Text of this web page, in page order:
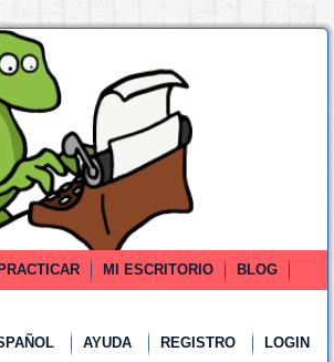
PRACTICAR MI ESCRITORIO
BLOG
AYUDA REGISTRO LOGIN